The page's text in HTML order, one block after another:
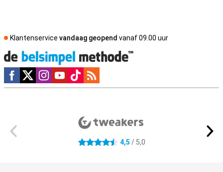
Klantenservice vandaag geopend vanaf 09.00 uur
Social media
4.5 sterren 4,5 / 5,0